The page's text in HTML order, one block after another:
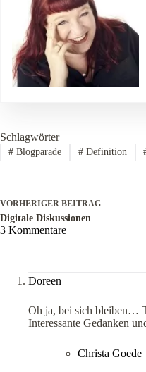
Schlagwörter
#Blogparade #Definition
VORHERIGER BEITRAG
Digitale Diskussionen
3 Kommentare
Doreen
Oh ja, bei sich bleiben…
Interessante Gedanken
Christa Goede